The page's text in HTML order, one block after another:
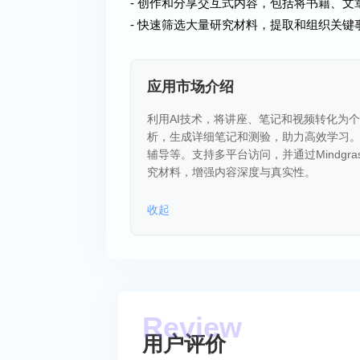
- 创作和分享交互式内容，包括将书籍、
- 快速筛选大量研究材料，提取和组织关
应用市场介绍
利用AI技术，将讲座、笔记和视频转化为
析，生成详细笔记和测验，助力高效学习
辅导等。支持多平台访问，并通过
究材料，增强内容深度与真实性。
收起
用户评价